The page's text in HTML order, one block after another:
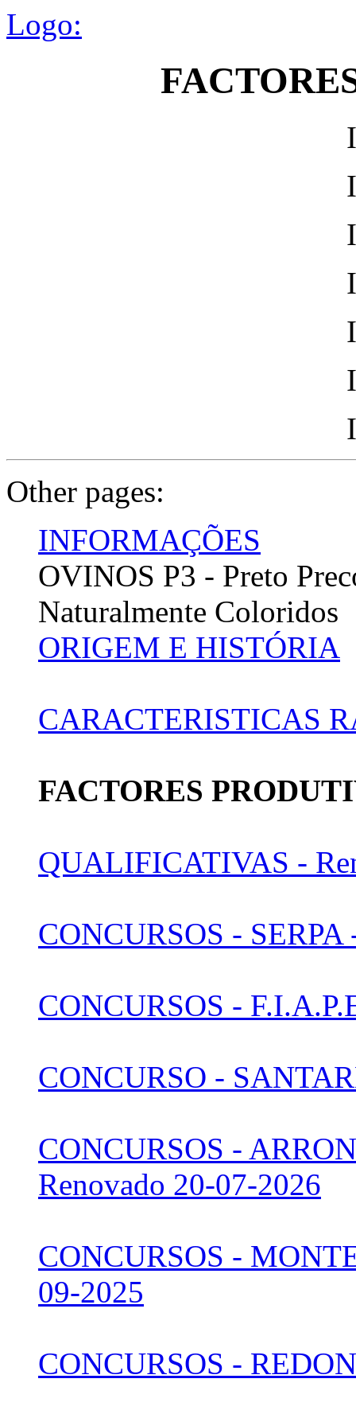
Logo:
Other pages:
INFORMAÇÕES
OVINOS P3 - Preto
Naturalmente Coloridos
ORIGEM E HISTÓRIA
CARACTERISTICAS
FACTORES
QUALIFICATIVAS -
CONCURSOS -
CONCURSOS -
CONCURSO -
CONCURSOS -
Renovado 20-07-2026
CONCURSOS -
09-2025
CONCURSOS -